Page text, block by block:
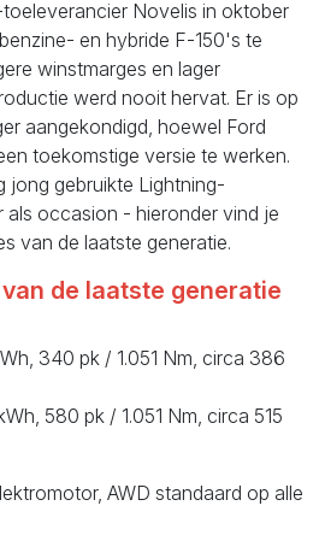
Novelis in oktober
en hybride F-150's te
winstmarges en lager
werd nooit hervat. Er is op
aangekondigd, hoewel Ford
toekomstige versie te werken.
jong gebruikte Lightning-
als occasion - hieronder vind je
van de laatste generatie.
de laatste generatie
340 pk / 1.051 Nm, circa 386
580 pk / 1.051 Nm, circa 515
AWD standaard op alle